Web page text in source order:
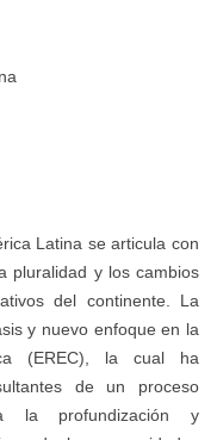
Latina se articula con
pluralidad y los cambios
del continente. La
y nuevo enfoque en la
(EREC), la cual ha
de un proceso
la profundización y